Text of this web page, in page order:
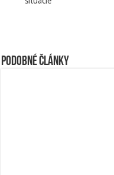
Podobné články